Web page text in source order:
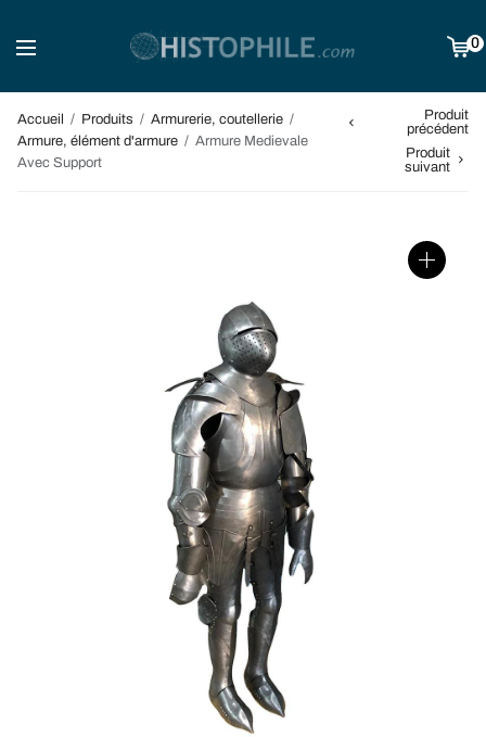
0
Accueil / Produits / Armurerie, coutellerie /
Armure, élément d'armure / Armure Medievale
Avec Support
Produit
précédent
Produit
suivant